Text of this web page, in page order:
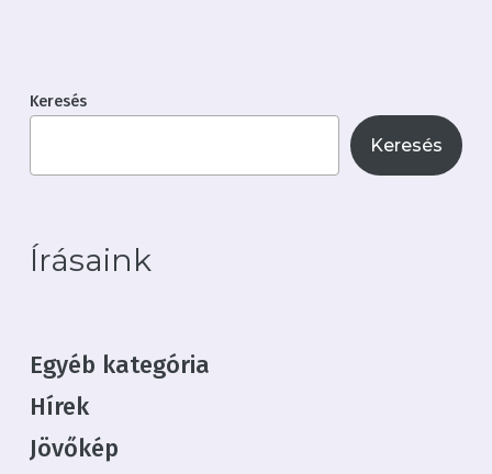
Keresés
Keresés
Írásaink
Egyéb kategória
Hírek
Jövőkép